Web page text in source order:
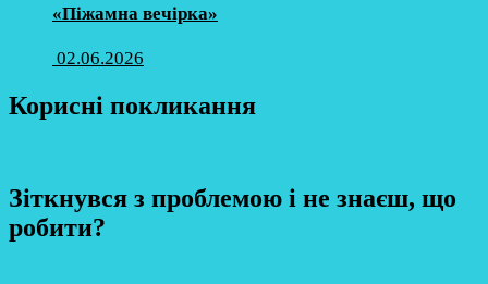
«Піжамна вечірка»
02.06.2026
Корисні покликання
Зіткнувся з проблемою і не знаєш, що
робити?